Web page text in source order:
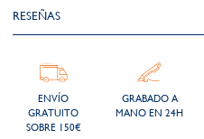
RESEÑAS
ENVÍO
GRATUITO
SOBRE 150€
GRABADO A
MANO EN 24H